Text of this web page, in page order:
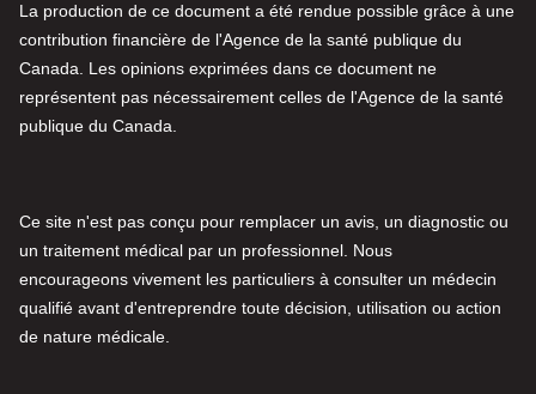
La production de ce document a été rendue possible grâce à une
contribution financière de l'Agence de la santé publique du
Canada. Les opinions exprimées dans ce document ne
représentent pas nécessairement celles de l'Agence de la santé
publique du Canada.
Ce site n'est pas conçu pour remplacer un avis, un diagnostic ou
un traitement médical par un professionnel. Nous
encourageons vivement les particuliers à consulter un médecin
qualifié avant d'entreprendre toute décision, utilisation ou action
de nature médicale.